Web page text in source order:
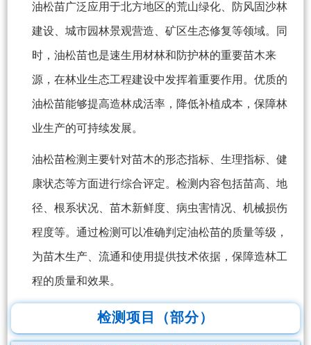
油松苗广泛应用于北方地区的荒山绿化、防风固沙林
建设、城市园林景观营造、矿区生态修复等领域。同
时，油松苗也是速生用材林和防护林的重要苗木来
源，在林业生态工程建设中发挥着重要作用。优质的
油松苗能够提高造林成活率，降低补植成本，保障林
业生产的可持续发展。
油松苗检测主要针对苗木的形态指标、生理指标、健
康状态等方面进行综合评定。检测内容包括苗高、地
径、根系状况、苗木新鲜度、病虫害情况、机械损伤
程度等。通过检测可以准确判定油松苗的质量等级，
为苗木生产、流通和使用提供技术依据，保障造林工
程的质量和效果。
检测项目（部分）